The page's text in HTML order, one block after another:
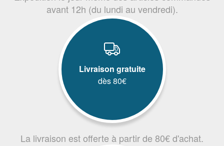
avant 12h (du lundi au vendredi).
Livraison gratuite
dès 80€
La livraison est offerte à partir de 80€ d'achat.